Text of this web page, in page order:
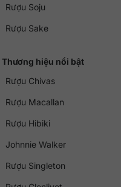
Rượu Soju
Rượu Sake
Thương hiệu nổi bật
Rượu Chivas
Rượu Macallan
Rượu Hibiki
Johnnie Walker
Rượu Singleton